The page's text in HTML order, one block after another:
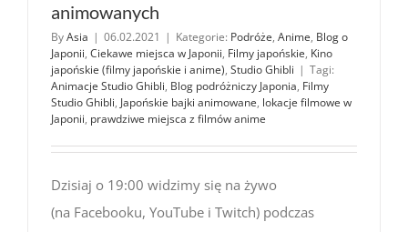
animowanych
ByAsia | 06.02.2021 | Kategorie: Podróże, Anime, Blog o
Japonii, Ciekawe miejsca w Japonii, Filmy japońskie, Kino
japońskie (filmy japońskie i anime), Studio Ghibli | Tagi:
Animacje Studio Ghibli, Blog podróżniczy Japonia, Filmy
Studio Ghibli, Japońskie bajki animowane, lokacje filmowe w
Japonii, prawdziwe miejsca z filmów anime
Dzisiaj o 19:00 widzimy się na żywo
(na Facebooku, YouTube i Twitch) podczas